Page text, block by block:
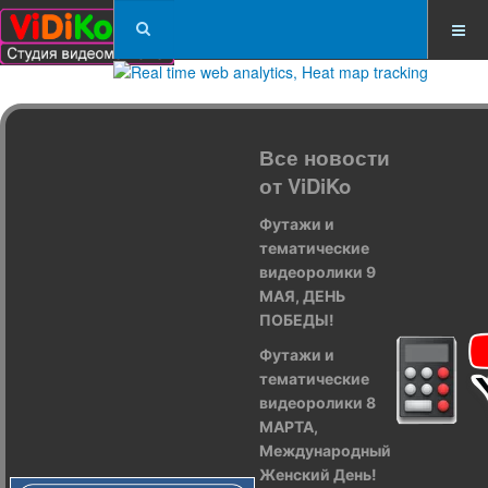
Все новости
от ViDiKo
Футажи и
тематические
видеоролики 9
МАЯ, ДЕНЬ
ПОБЕДЫ!
Футажи и
тематические
видеоролики 8
МАРТА,
Международный
Женский День!